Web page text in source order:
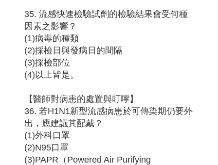
35. 流感快速檢驗試劑的檢驗結果會受何種
因素之影響？
(1)病毒的種類
(2)採檢日與發病日的間隔
(3)採檢部位
(4)以上皆是。
【醫師對病患的處置與叮嚀】
36. 若H1N1新型流感病患於可傳染期仍要外
出，應建議其配戴？
(1)外科口罩
(2)N95口罩
(3)PAPR（Powered Air Purifying